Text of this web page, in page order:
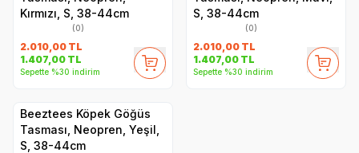
Kırmızı, S, 38-44cm
(0)
2.010,00 TL
1.407,00 TL
Sepette %30 indirim
S, 38-44cm
(0)
2.010,00 TL
1.407,00 TL
Sepette %30 indirim
Beeztees Köpek Göğüs
Tasması, Neopren, Yeşil,
S, 38-44cm